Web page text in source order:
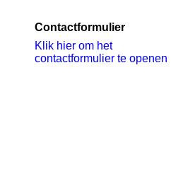
Contactformulier
Klik hier om het
contactformulier te openen